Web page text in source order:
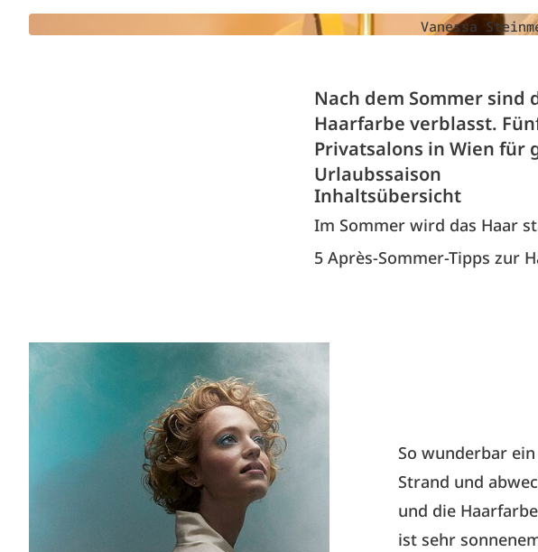
Vanessa
Nach dem Sommer sind
Haarfarbe verblasst.
Privatsalons in Wien für
Urlaubssaison
Inhaltsübersicht
Im Sommer wird das Haar
5 Après-Sommer-Tipps zur
So wunderbar
Strand und
und die
ist sehr